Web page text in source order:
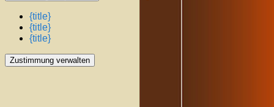
{title}
{title}
{title}
Zustimmung verwalten